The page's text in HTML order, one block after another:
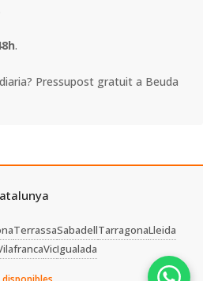
.
Pressupost gratuit a Beuda
TerrassaSabadellTarragonaLleida
VicIgualada